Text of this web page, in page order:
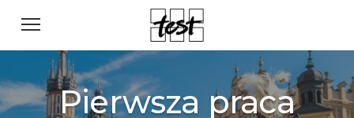
Pierwsza praca